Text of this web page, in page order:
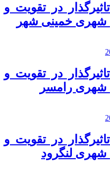
در تقویت و
شهری خمینی شهر
در تقویت و
شهری رامسر
در تقویت و
لنگرود